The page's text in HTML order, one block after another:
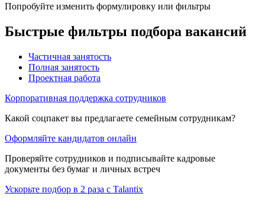
Попробуйте изменить формулировку или фильтры
Быстрые фильтры подбора вакансий
Частичная занятость
Полная занятость
Проектная работа
Корпоративная поддержка сотрудников
Какой соцпакет вы предлагаете семейным сотрудникам?
Оформляйте кандидатов онлайн
Проверяйте сотрудников и подписывайте кадровые
документы без бумаг и личных встреч
Ускорьте подбор в 2 раза с Talantix